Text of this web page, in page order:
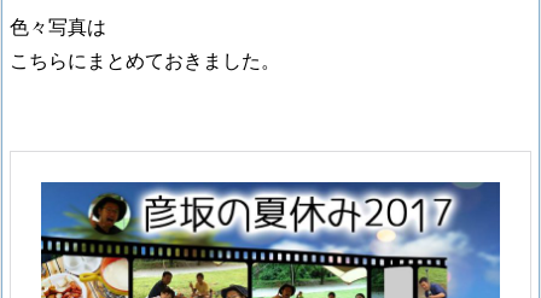
色々写真は
こちらにまとめておきました。